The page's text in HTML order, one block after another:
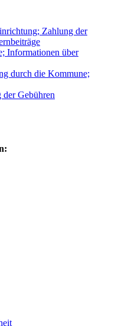
Zahlung der
Informationen über
durch die Kommune;
Gebühren